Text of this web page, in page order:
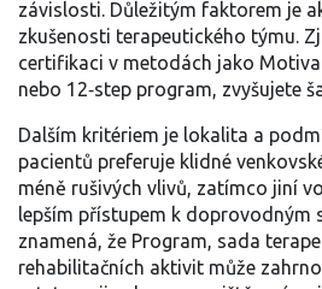
závislosti. Důležitým faktorem je
zkušenosti terapeutického týmu.
certifikaci v metodách jako
nebo 12‑step program, zvyšujete
Dalším kritériem je lokalita a
pacientů preferuje klidné
méně rušivých vlivů, zatímco jiní
lepším přístupem k doprovodným
znamená, že Program, sada
rehabilitačních aktivit může